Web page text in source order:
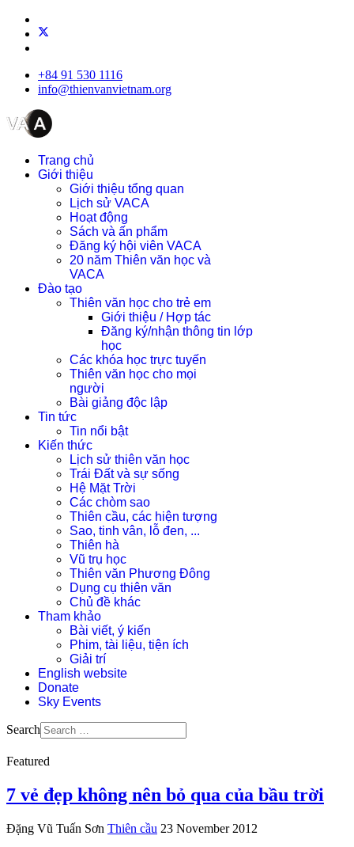
+84 91 530 1116
info@thienvanvietnam.org
Trang chủ
Giới thiệu
Giới thiệu tổng quan
Lịch sử VACA
Hoạt động
Sách và ấn phẩm
Đăng ký hội viên VACA
20 năm Thiên văn học và
VACA
Đào tạo
Thiên văn học cho trẻ em
Giới thiệu / Hợp tác
Đăng ký/nhận thông tin lớp
học
Các khóa học trực tuyến
Thiên văn học cho mọi
người
Bài giảng độc lập
Tin tức
Tin nổi bật
Kiến thức
Lịch sử thiên văn học
Trái Đất và sự sống
Hệ Mặt Trời
Các chòm sao
Thiên cầu, các hiện tượng
Sao, tinh vân, lỗ đen, ...
Thiên hà
Vũ trụ học
Thiên văn Phương Đông
Dụng cụ thiên văn
Chủ đề khác
Tham khảo
Bài viết, ý kiến
Phim, tài liệu, tiện ích
Giải trí
English website
Donate
Sky Events
Search
Featured
7 vẻ đẹp không nên bỏ qua của bầu trời
Đặng Vũ Tuấn Sơn Thiên cầu 23 November 2012